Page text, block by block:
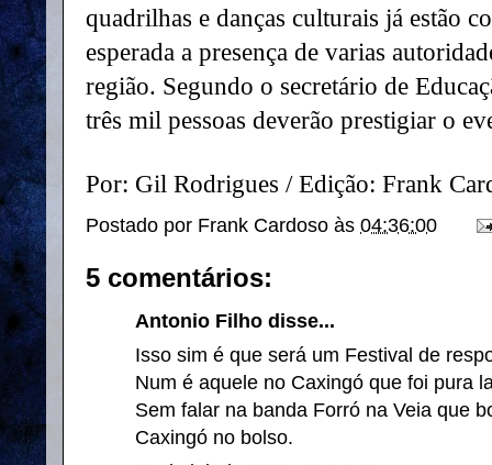
quadrilhas e danças culturais já estão
esperada a presença de varias
região. Segundo o secretário de
três mil pessoas deverão prestigiar o
Por: Gil Rodrigues / Edição: Frank
Postado por Frank Cardoso às 04:36:00
5 comentários:
Antonio Filho disse...
Isso sim é que será um Festival de
Num é aquele no Caxingó que foi pura
Sem falar na banda Forró na Veia que
Caxingó no bolso.